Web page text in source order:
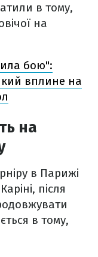
в тому,
на
бою":
вплине на
на
в Парижі
після
в тому,